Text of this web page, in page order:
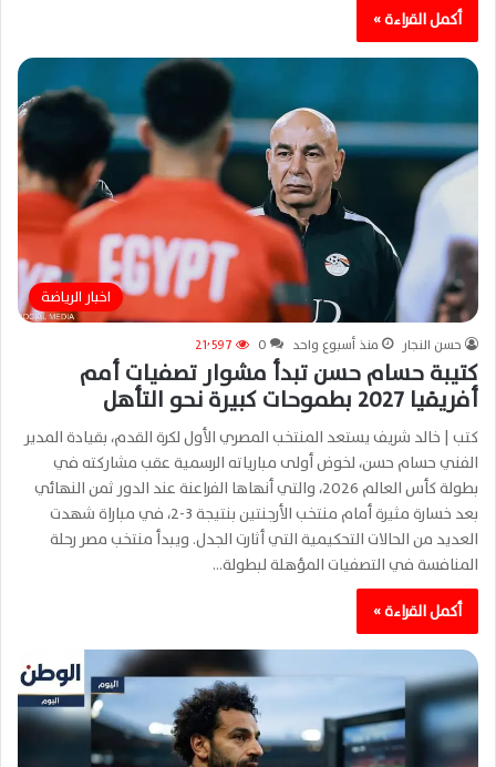
أكمل القراءة »
اخبار الرياضة
حسن النجار منذ أسبوع واحد 0 21٬597
كتيبة حسام حسن تبدأ مشوار تصفيات أمم
أفريقيا 2027 بطموحات كبيرة نحو التأهل
كتب | خالد شريف يستعد المنتخب المصري الأول لكرة القدم، بقيادة المدير
الفني حسام حسن، لخوض أولى مبارياته الرسمية عقب مشاركته في
بطولة كأس العالم 2026، والتي أنهاها الفراعنة عند الدور ثمن النهائي
بعد خسارة مثيرة أمام منتخب الأرجنتين بنتيجة 3-2، في مباراة شهدت
العديد من الحالات التحكيمية التي أثارت الجدل. ويبدأ منتخب مصر رحلة
المنافسة في التصفيات المؤهلة لبطولة…
أكمل القراءة »